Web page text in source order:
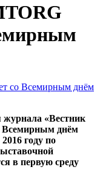
«Вестник
Всемирным днём
году по
в первую среду